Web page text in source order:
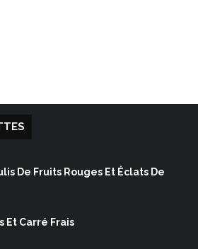
De Fruits Rouges Et Éclats De
Et Carré Frais